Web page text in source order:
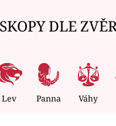
DLE
Lev Panna Váhy